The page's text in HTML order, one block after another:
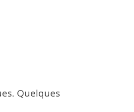
Quelques